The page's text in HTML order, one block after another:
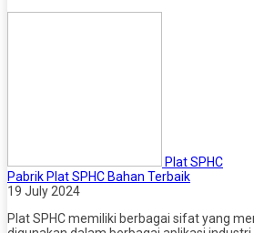
Plat SPHC
Pabrik Plat SPHC Bahan Terbaik
19 July 2024
Plat SPHC memiliki berbagai sifat yang